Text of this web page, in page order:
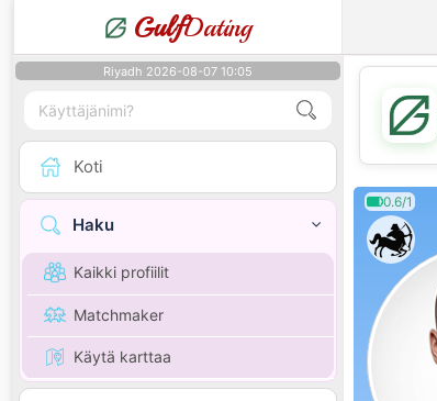
GulfDating
Riyadh 2026-08-07 10:05
Koti
Haku
Kaikki profiilit
Matchmaker
Käytä karttaa
0.6/1